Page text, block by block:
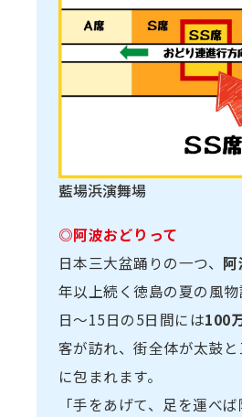
藍場浜演舞場
◎阿波おどりって
日本三大盆踊りの一つ、 阿
年以上続く徳島の夏の風
日〜15日の5日間には100
客が訪れ、街全体が太鼓
に包まれます。
「手をあげて、足を運べ